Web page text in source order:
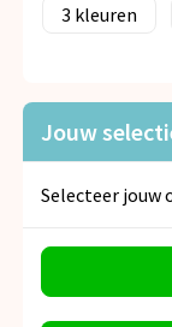
3
Jouw
Selecteer jouw